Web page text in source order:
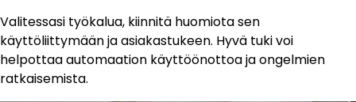
Valitessasi työkalua, kiinnitä huomiota sen
käyttöliittymään ja asiakastukeen. Hyvä tuki voi
helpottaa automaation käyttöönottoa ja ongelmien
ratkaisemista.